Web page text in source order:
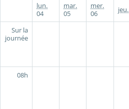
lun.
04
mar.
05
mer.
06
jeu.
Sur la
journée
08h